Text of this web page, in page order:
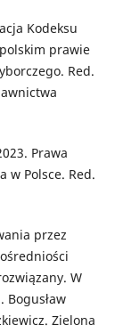
Kodeksu
prawie
Red.
Prawa
w Polsce. Red.
przez
W
Bogusław
Zielona